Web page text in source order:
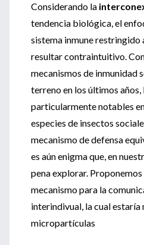
Considerando la
tendencia biológica, el
sistema inmune restringido
resultar contraintuitivo.
mecanismos de inmunidad
terreno en los últimos años,
particularmente notables
especies de insectos
mecanismo de defensa
es aún enigma que, en
pena explorar.
mecanismo para la
interindivual, la cual estaría
micropartículas